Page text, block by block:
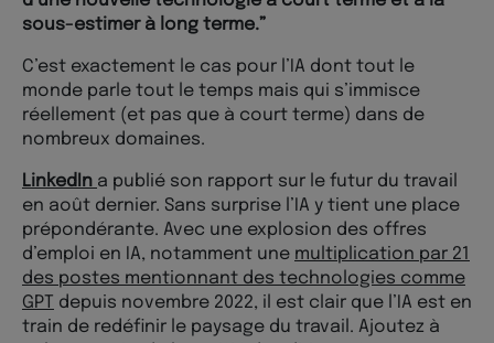
sous-estimer à long terme.”
C’est exactement le cas pour l’IA dont tout le
monde parle tout le temps mais qui s’immisce
réellement (et pas que à court terme) dans de
nombreux domaines.
LinkedIn a publié son rapport sur le futur du travail
en août dernier. Sans surprise l’IA y tient une place
prépondérante. Avec une explosion des offres
d’emploi en IA, notamment une multiplication par 21
des postes mentionnant des technologies comme
GPT depuis novembre 2022, il est clair que l’IA est en
train de redéfinir le paysage du travail. Ajoutez à